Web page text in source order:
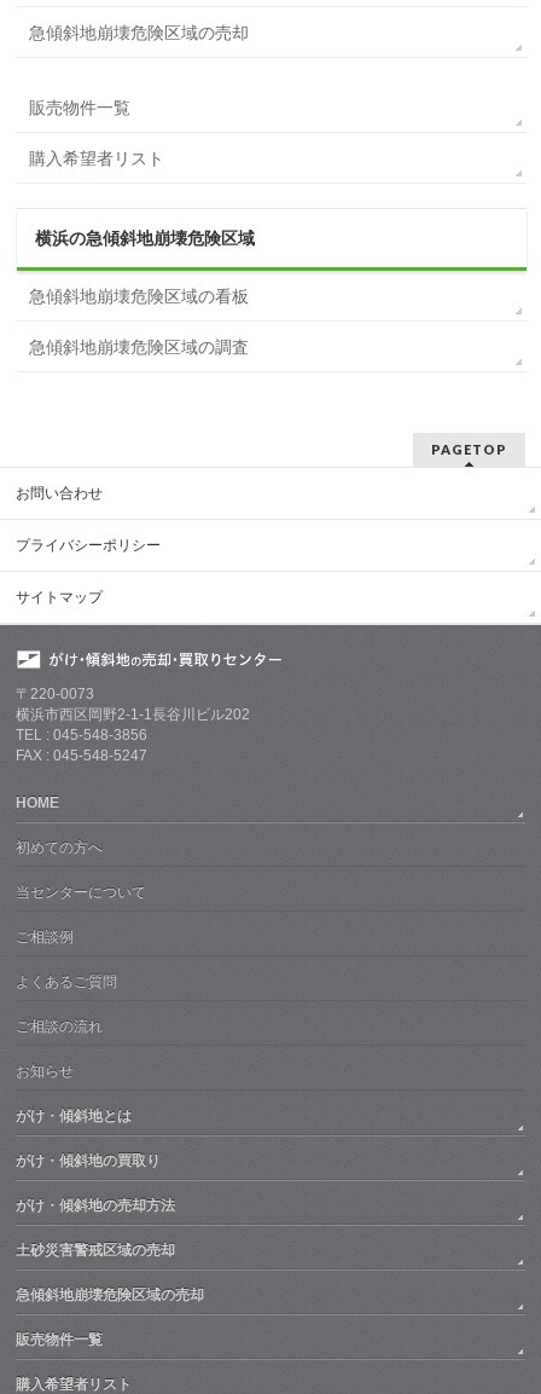
急傾斜地崩壊危険区域の売却
販売物件一覧
購入希望者リスト
横浜の急傾斜地崩壊危険区域
急傾斜地崩壊危険区域の看板
急傾斜地崩壊危険区域の調査
PAGETOP
お問い合わせ
プライバシーポリシー
サイトマップ
〒220-0073
横浜市西区岡野2-1-1長谷川ビル202
TEL : 045-548-3856
FAX : 045-548-5247
HOME
初めての方へ
当センターについて
ご相談例
よくあるご質問
ご相談の流れ
お知らせ
がけ・傾斜地とは
がけ・傾斜地の買取り
がけ・傾斜地の売却方法
土砂災害警戒区域の売却
急傾斜地崩壊危険区域の売却
販売物件一覧
購入希望者リスト